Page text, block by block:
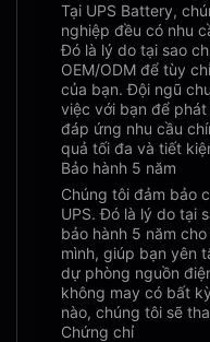
Tại UPS Battery,
nghiệp đều có nhu
Đó là lý do tại sao
OEM/ODM để tùy
của bạn. Đội ngũ
việc với bạn để
đáp ứng nhu cầu
quả tối đa và tiết
Bảo hành 5 năm
Chúng tôi đảm bảo
UPS. Đó là lý do tại
bảo hành 5 năm
mình, giúp bạn yên
dự phòng nguồn
không may có bất
nào, chúng tôi sẽ
Chứng chỉ